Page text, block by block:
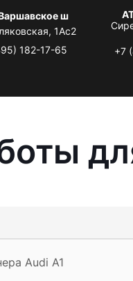
ш
1Ас2
182-17-65
+7
Audi A1